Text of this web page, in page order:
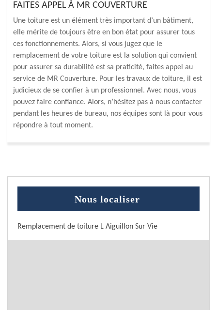
FAITES APPEL À MR COUVERTURE
Une toiture est un élément très important d’un bâtiment,
elle mérite de toujours être en bon état pour assurer tous
ces fonctionnements. Alors, si vous jugez que le
remplacement de votre toiture est la solution qui convient
pour assurer sa durabilité est sa praticité, faites appel au
service de MR Couverture. Pour les travaux de toiture, il est
judicieux de se confier à un professionnel. Avec nous, vous
pouvez faire confiance. Alors, n’hésitez pas à nous contacter
pendant les heures de bureau, nos équipes sont là pour vous
répondre à tout moment.
Nous localiser
Remplacement de toiture L Aiguillon Sur Vie